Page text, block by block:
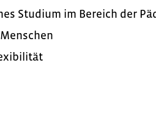
Studium im Bereich der